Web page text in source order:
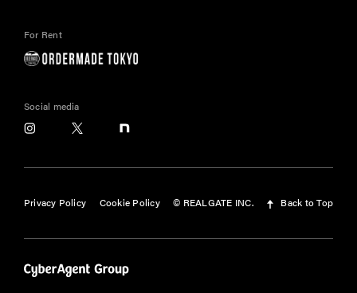
For Rent
Social media
Privacy Policy Cookie Policy © REALGATE INC. Back to Top